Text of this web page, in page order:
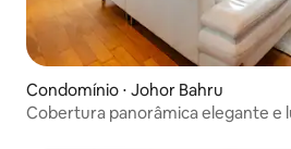
Condomínio ⋅ Johor Bahru
Cobertura panorâmica elegante e